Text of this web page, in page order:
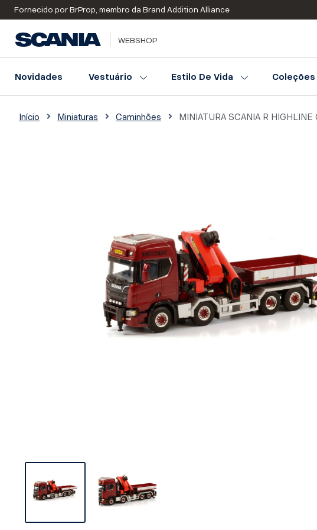
Fornecido por BrProp, membro da Brand Addition Alliance
WEBSHOP
Novidades Vestuário Estilo De Vida Coleções
Início Miniaturas Caminhões MINIATURA SCANIA R